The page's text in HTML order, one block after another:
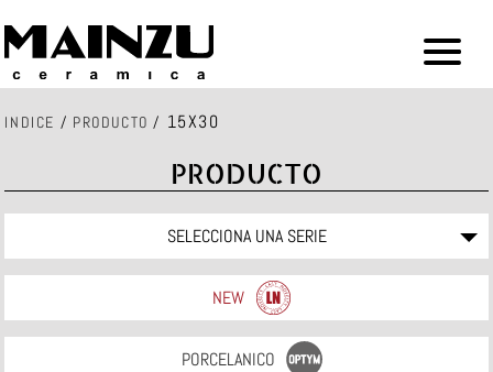
INDICE / PRODUCTO / 15X30
PRODUCTO
NEW
PORCELANICO
SELECCIONA UNA SERIE